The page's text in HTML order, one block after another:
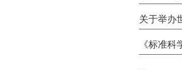
关于举办
《标准